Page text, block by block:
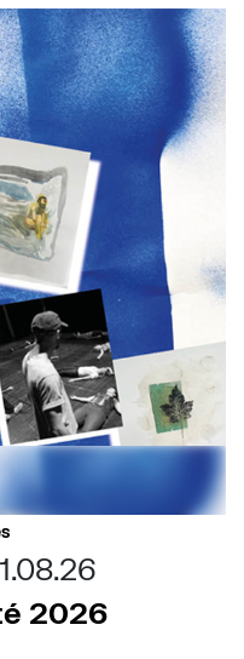
2026